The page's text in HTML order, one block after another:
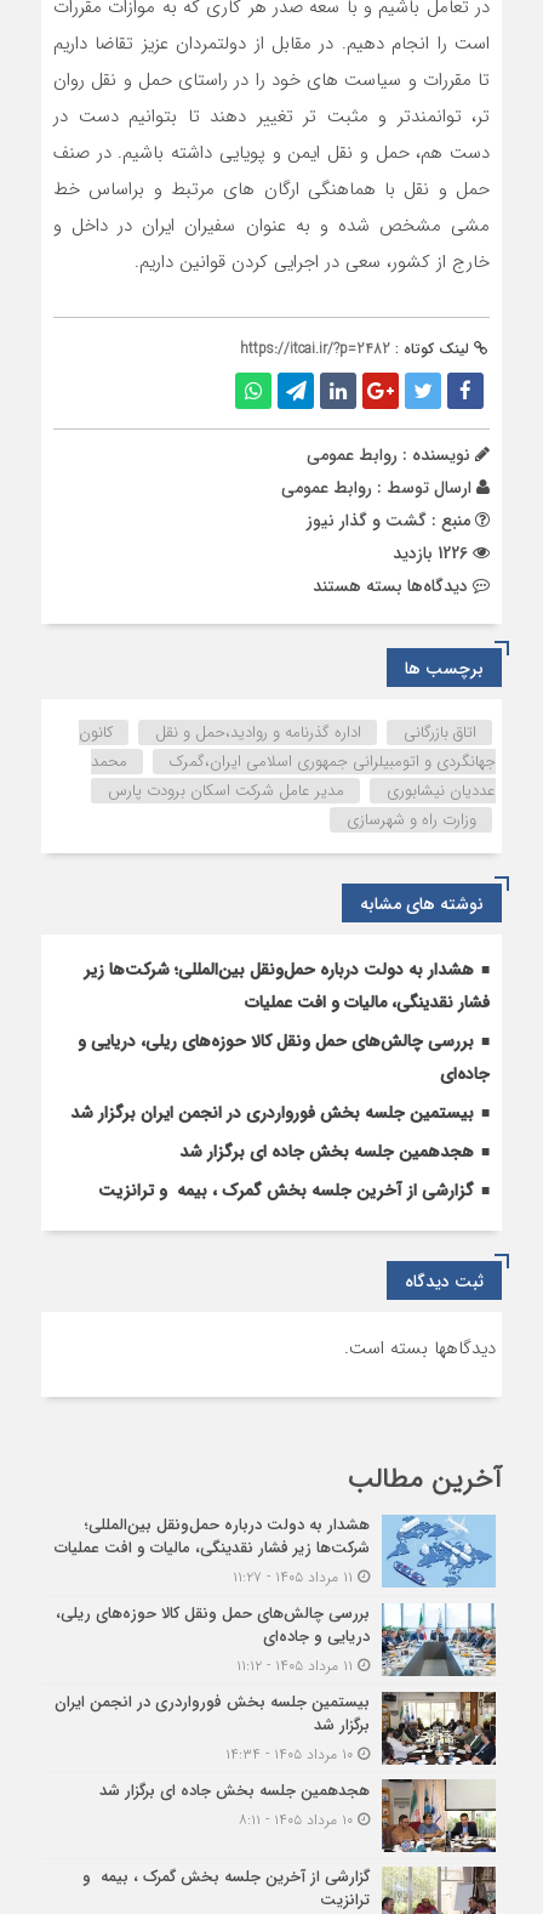
در تعامل باشیم و با سعه صدر هر کاری که به موازات مقررات
است را انجام دهیم. در مقابل از دولتمردان عزیز تقاضا داریم
تا مقررات و سیاست های خود را در راستای حمل و نقل روان
تر، توانمندتر و مثبت تر تغییر دهند تا بتوانیم دست در
دست هم، حمل و نقل ایمن و پویایی داشته باشیم. در صنف
حمل و نقل با هماهنگی ارگان های مرتبط و براساس خط
مشی مشخص شده و به عنوان سفیران ایران در داخل و
خارج از کشور، سعی در اجرایی کردن قوانین داریم.
لینک کوتاه : https://itcai.ir/?p=2482
نویسنده : روابط عمومی
ارسال توسط : روابط عمومی
منبع : گشت و گذار نیوز
دیدگاه‌ها برای
تسهیل
مالیات
و
صدور
ویزا
بسته هستند
برچسب ها
اتاق بازرگانی اداره گذرنامه و روادید،حمل و نقل
کانون
جهانگردی و اتومبیلرانی جمهوری اسلامی ایران،گمرک
محمد
عددیان نیشابوری
مدیر عامل شرکت اسکان برودت پارس
وزارت راه و شهرسازی
نوشته های مشابه
هشدار به دولت درباره حمل‌ونقل بین‌المللی؛ شرکت‌ها زیر
فشار نقدینگی، مالیات و افت عملیات
بررسی چالش‌های حمل ونقل کالا حوزه‌های ریلی، دریایی و
جاده‌ای
بیستمین جلسه بخش فورواردری در انجمن ایران برگزار شد
هجدهمین جلسه بخش جاده ای برگزار شد
گزارشی از آخرین جلسه بخش گمرک ، بیمه و ترانزیت
ثبت دیدگاه
دیدگاهها بسته است.
آخرین مطالب
هشدار به دولت درباره حمل‌ونقل بین‌المللی؛
شرکت‌ها زیر فشار نقدینگی، مالیات و افت عملیات
بررسی چالش‌های حمل ونقل کالا حوزه‌های ریلی،
دریایی و جاده‌ای
بیستمین جلسه بخش فورواردری در انجمن ایران
برگزار شد
۱۰ مرداد ۱۴۰۵ - ۱۴:۳۴
هجدهمین جلسه بخش جاده ای برگزار شد
۱۰ مرداد ۱۴۰۵ - ۸:۱۱
گزارشی از آخرین جلسه بخش گمرک ، بیمه و
ترانزیت